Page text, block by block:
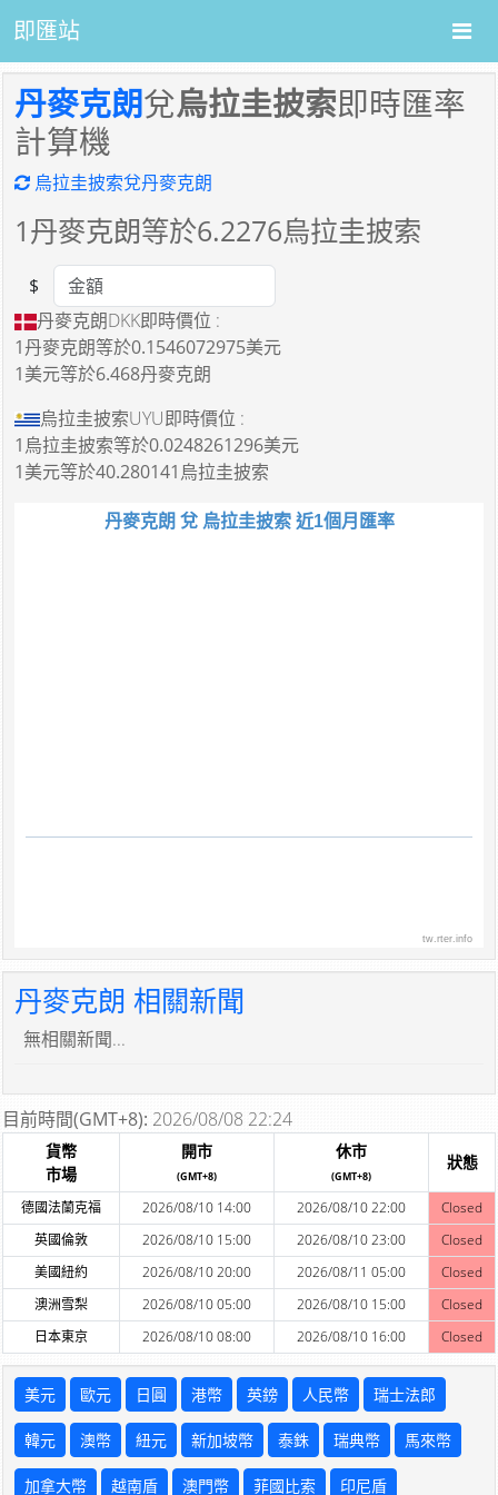
即匯站
丹麥克朗兌烏拉圭披索即時匯率
計算機
烏拉圭披索兌丹麥克朗
1丹麥克朗等於6.2276烏拉圭披索
Amount
$
丹麥克朗DKK即時價位 :
1丹麥克朗等於0.1546072975美元
1美元等於6.468丹麥克朗
烏拉圭披索UYU即時價位 :
1烏拉圭披索等於0.0248261296美元
1美元等於40.280141烏拉圭披索
丹麥克朗 兌 烏拉圭披索 近1個月匯率
tw.rter.info
丹麥克朗 相關新聞
無相關新聞...
目前時間(GMT+8): 2026/08/08 22:24
貨幣
市場
開市
(GMT+8)
休市
(GMT+8)
狀態
德國法蘭克福 2026/08/10 14:00 2026/08/10 22:00
Closed
英國倫敦
2026/08/10 15:00 2026/08/10 23:00
Closed
美國紐約
2026/08/10 20:00 2026/08/11 05:00
Closed
澳洲雪梨
2026/08/10 05:00 2026/08/10 15:00
Closed
日本東京
2026/08/10 08:00 2026/08/10 16:00 Closed
美元 歐元 日圓 港幣 英鎊 人民幣 瑞士法郎
韓元 澳幣 紐元 新加坡幣 泰銖 瑞典幣 馬來幣
加拿大幣 越南盾 澳門幣 菲國比索 印尼盾